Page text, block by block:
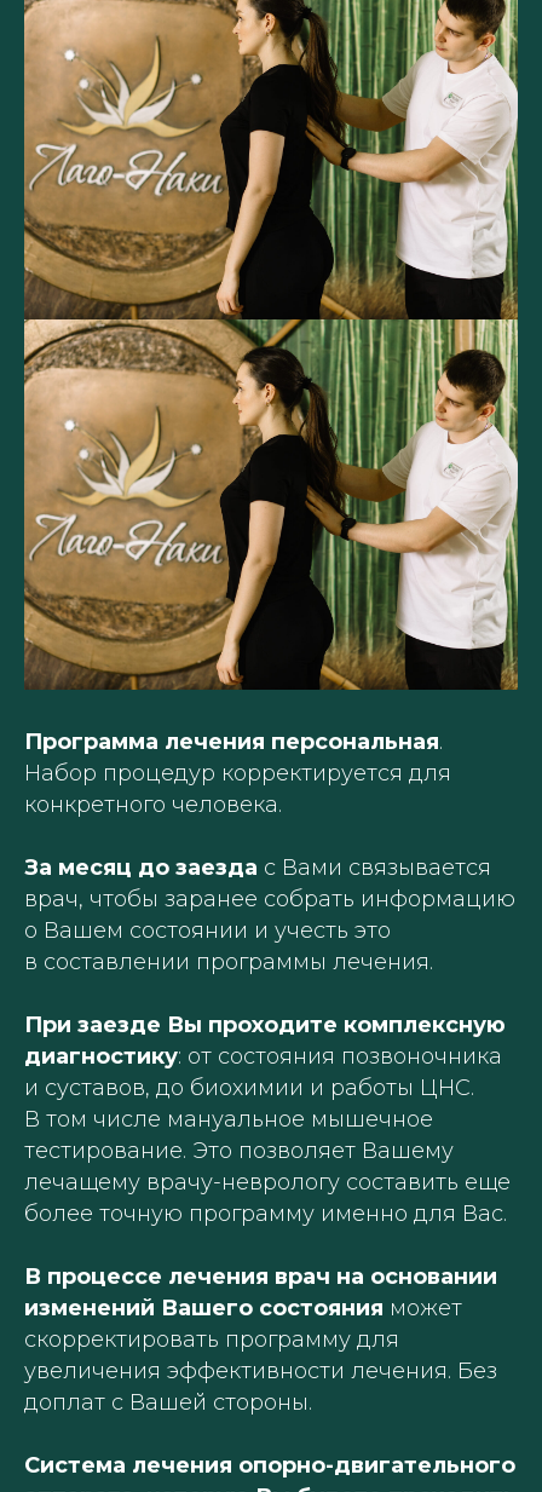
Программа лечения персональная.
Набор процедур корректируется для
конкретного человека.
За месяц до заезда с Вами связывается
врач, чтобы заранее собрать информацию
о Вашем состоянии и учесть это
в составлении программы лечения.
При заезде Вы проходите комплексную
диагностику: от состояния позвоночника
и суставов, до биохимии и работы ЦНС.
В том числе мануальное мышечное
тестирование. Это позволяет Вашему
лечащему врачу-неврологу составить еще
более точную программу именно для Вас.
В процессе лечения врач на основании
изменений Вашего состояния может
скорректировать программу для
увеличения эффективности лечения. Без
доплат с Вашей стороны.
Система лечения опорно-двигательного